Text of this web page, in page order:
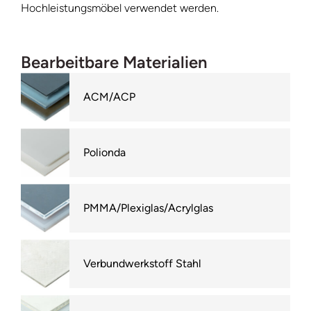
Hochleistungsmöbel verwendet werden.
Bearbeitbare Materialien
ACM/ACP
Polionda
PMMA/Plexiglas/Acrylglas
Verbundwerkstoff Stahl